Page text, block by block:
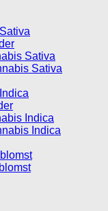
Sativa
Sativa
Indica
Indica